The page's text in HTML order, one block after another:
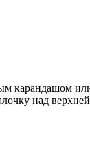
над